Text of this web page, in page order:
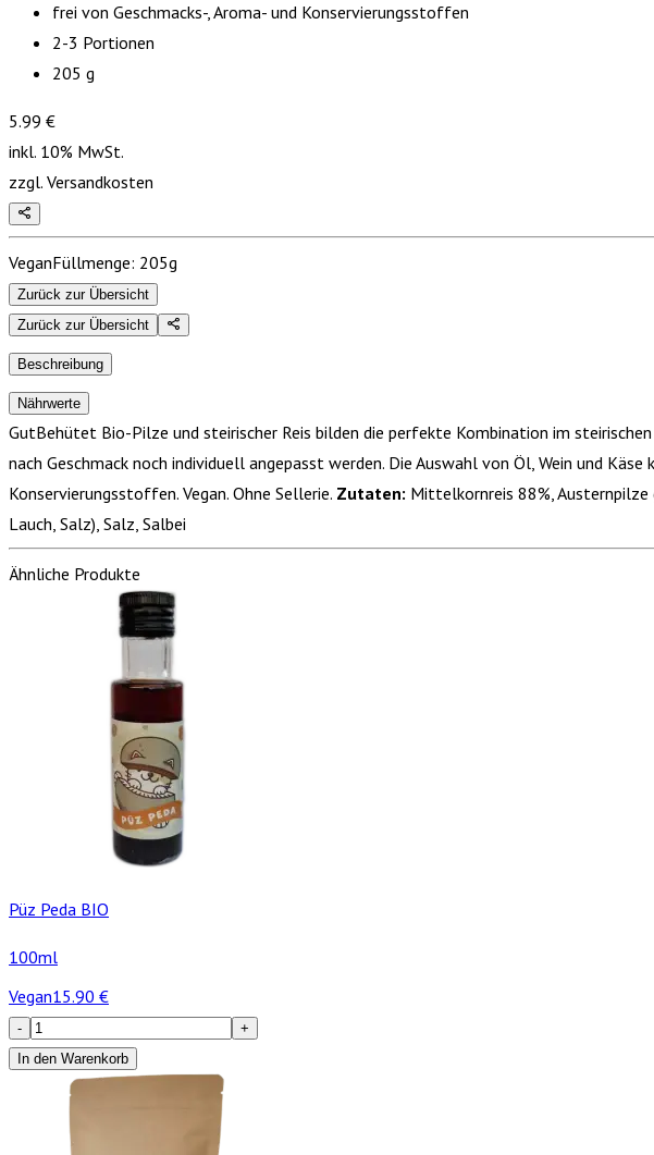
frei von Geschmacks-, Aroma- und Konservierungsstoffen
2-3 Portionen
205 g
5.99 €
inkl. 10% MwSt.
zzgl. Versandkosten
VeganFüllmenge: 205g
Zurück zur Übersicht
Zurück zur Übersicht
Beschreibung
Nährwerte
GutBehütet Bio-Pilze und steirischer Reis bilden die perfekte Kombination im
nach Geschmack noch individuell angepasst werden. Die Auswahl von Öl, Wein und
Konservierungsstoffen. Vegan. Ohne Sellerie. Zutaten: Mittelkornreis 88%,
Lauch, Salz), Salz, Salbei
Ähnliche Produkte
Püz Peda BIO
100ml
Vegan15.90 €
-
+
In den Warenkorb